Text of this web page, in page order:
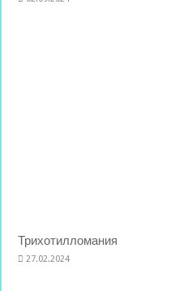
Трихотилломания
27.02.2024